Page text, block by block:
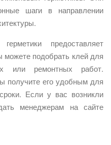
шаги в направлении
предоставляет
подобрать клей для
или ремонтных работ.
получите его удобным для
Если у вас возникли
менеджерам на сайте